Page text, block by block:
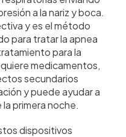
a la nariz y boca.
y es el método
para tratar la apnea
para la
medicamentos,
secundarios
y puede ayudar a
primera noche.
dispositivos